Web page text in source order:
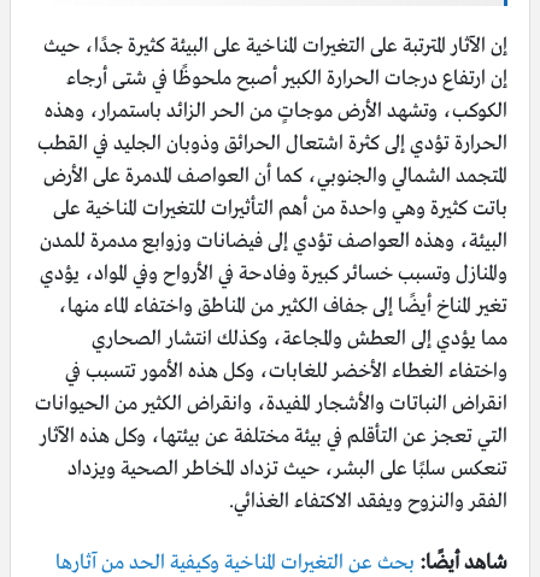
إن الآثار المترتبة على التغيرات المناخية على البيئة كثيرة جدًا، حيث
إن ارتفاع درجات الحرارة الكبير أصبح ملحوظًا في شتى أرجاء
الكوكب، وتشهد الأرض موجاتٍ من الحر الزائد باستمرار، وهذه
الحرارة تؤدي إلى كثرة اشتعال الحرائق وذوبان الجليد في القطب
المتجمد الشمالي والجنوبي، كما أن العواصف المدمرة على الأرض
باتت كثيرة وهي واحدة من أهم التأثيرات للتغيرات المناخية على
البيئة، وهذه العواصف تؤدي إلى فيضانات وزوابع مدمرة للمدن
والمنازل وتسبب خسائر كبيرة وفادحة في الأرواح وفي المواد، يؤدي
تغير المناخ أيضًا إلى جفاف الكثير من المناطق واختفاء الماء منها،
مما يؤدي إلى العطش والمجاعة، وكذلك انتشار الصحاري
واختفاء الغطاء الأخضر للغابات، وكل هذه الأمور تتسبب في
انقراض النباتات والأشجار المفيدة، وانقراض الكثير من الحيوانات
التي تعجز عن التأقلم في بيئة مختلفة عن بيئتها، وكل هذه الآثار
تنعكس سلبًا على البشر، حيث تزداد المخاطر الصحية ويزداد
الفقر والنزوح ويفقد الاكتفاء الغذائي.
شاهد أيضًا: بحث عن التغيرات المناخية وكيفية الحد من آثارها